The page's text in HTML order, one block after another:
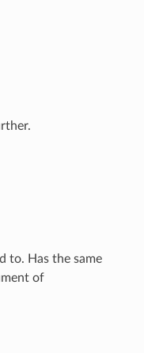
to. Has the same
of